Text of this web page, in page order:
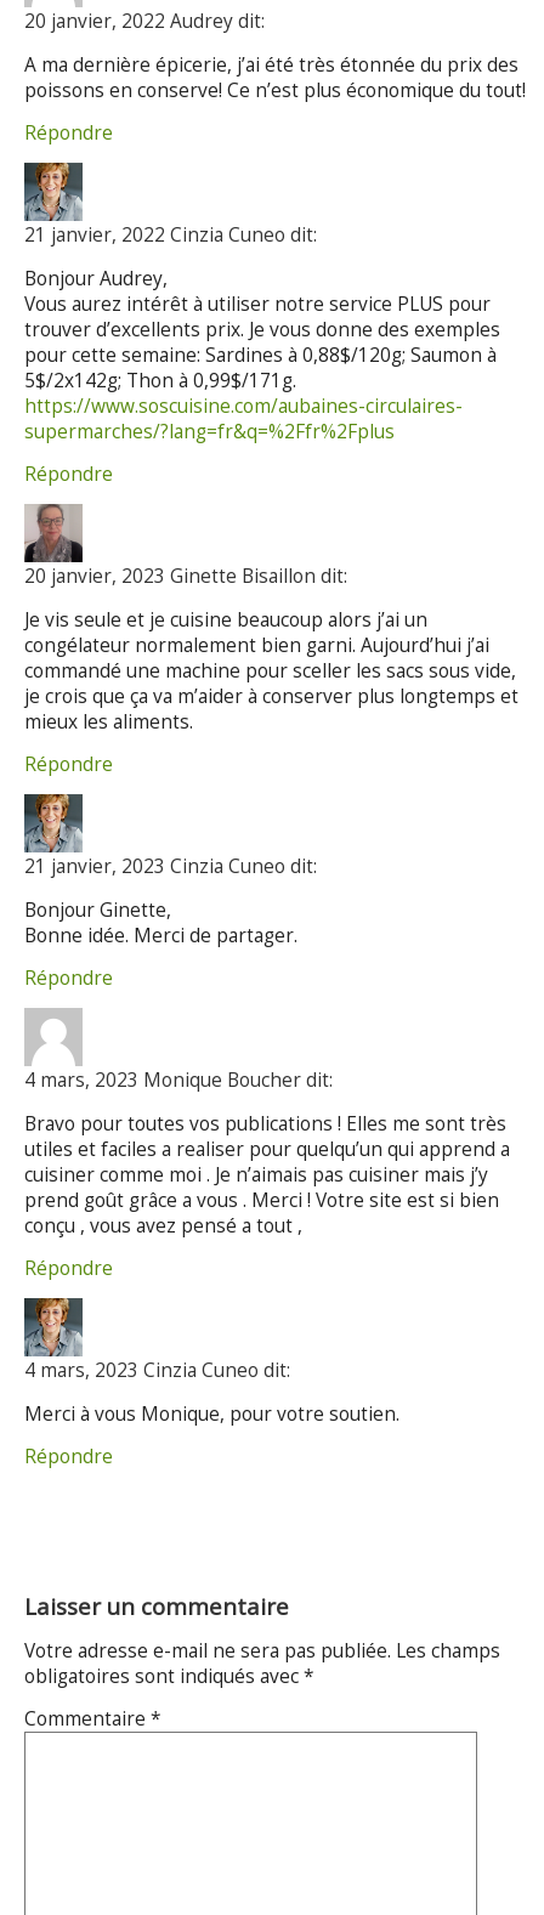
20 janvier, 2022 Audrey dit:
A ma dernière épicerie, j’ai été très étonnée du prix des
poissons en conserve! Ce n’est plus économique du tout!
Répondre
21 janvier, 2022 Cinzia Cuneo dit:
Bonjour Audrey,
Vous aurez intérêt à utiliser notre service PLUS pour
trouver d’excellents prix. Je vous donne des exemples
pour cette semaine: Sardines à 0,88$/120g; Saumon à
5$/2x142g; Thon à 0,99$/171g.
https://www.soscuisine.com/aubaines-circulaires-
supermarches/?lang=fr&q=%2Ffr%2Fplus
Répondre
20 janvier, 2023 Ginette Bisaillon dit:
Je vis seule et je cuisine beaucoup alors j’ai un
congélateur normalement bien garni. Aujourd’hui j’ai
commandé une machine pour sceller les sacs sous vide,
je crois que ça va m’aider à conserver plus longtemps et
mieux les aliments.
Répondre
21 janvier, 2023 Cinzia Cuneo dit:
Bonjour Ginette,
Bonne idée. Merci de partager.
Répondre
4 mars, 2023 Monique Boucher dit:
Bravo pour toutes vos publications ! Elles me sont très
utiles et faciles a realiser pour quelqu’un qui apprend a
cuisiner comme moi . Je n’aimais pas cuisiner mais j’y
prend goût grâce a vous . Merci ! Votre site est si bien
conçu , vous avez pensé a tout ,
Répondre
4 mars, 2023 Cinzia Cuneo dit:
Merci à vous Monique, pour votre soutien.
Répondre
Laisser un commentaire
Votre adresse e-mail ne sera pas publiée. Les champs
obligatoires sont indiqués avec*
Commentaire *